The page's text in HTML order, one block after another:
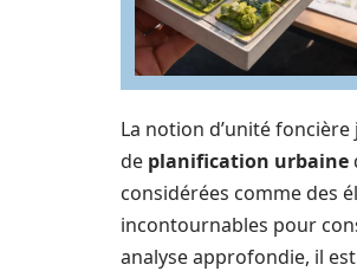
La notion d’unité
de planification urbaine
considérées comme des
incontournables pour
analyse approfondie, il